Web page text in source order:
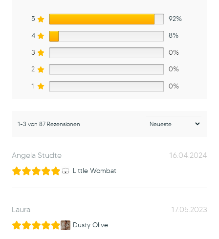
5 92%
4 8%
3 0%
2 0%
1 0%
1-3 von 87 Rezensionen
Angela Studte 16.04.2024
Little Wombat
Laura 17.05.2023
Dusty Olive